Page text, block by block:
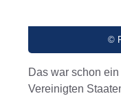
©
Das war schon
Vereinigten